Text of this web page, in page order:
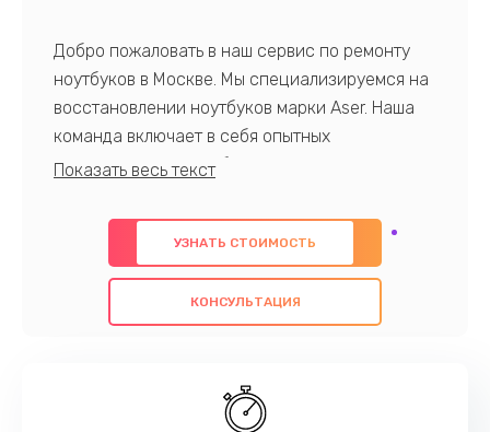
Добро пожаловать в наш сервис по ремонту
ноутбуков в Москве. Мы специализируемся на
восстановлении ноутбуков марки Aser. Наша
команда включает в себя опытных
профессионалов с обширными знаниями и
предлагаем быстрый и качественный ремонт с
использованием оригинальных компонентов, а
также гарантируем качество всех
проведенных работ. Наша цель - предоставить
наилучшим образом. Не медлите записаться на
УЗНАТЬ СТОИМОСТЬ
КОНСУЛЬТАЦИЯ